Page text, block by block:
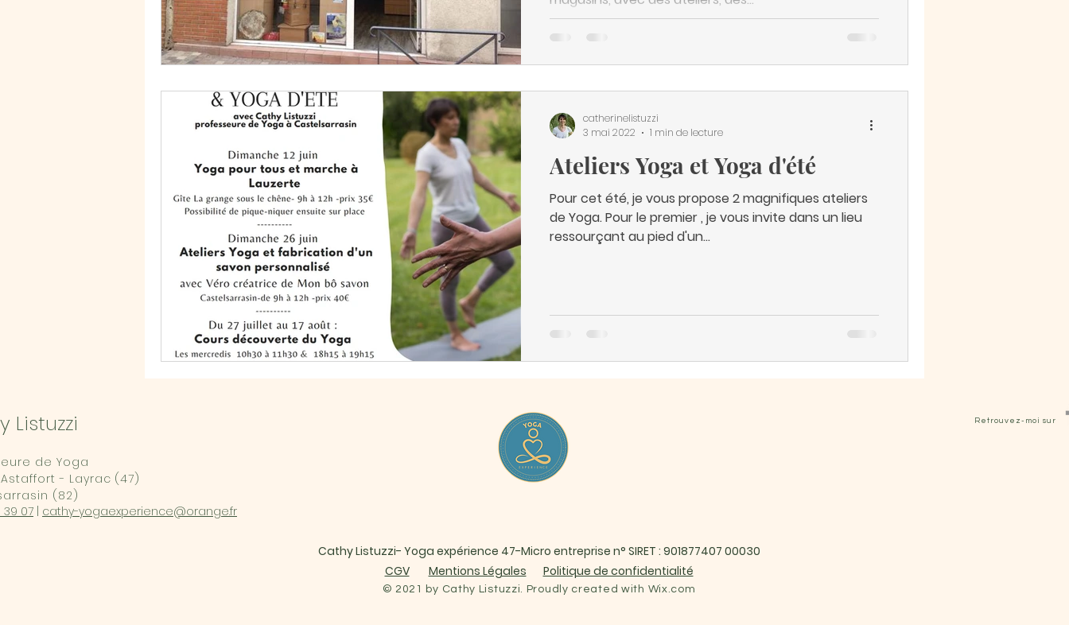
Ateliers Yoga et Yoga d'été
Pour cet été, je vous propose 2 magnifiques ateliers
de Yoga. Pour le premier , je vous invite dans un lieu
ressourçant au pied d'un...
catherinelistuzzi
3 mai 2022
1 min de lecture
Listuzzi
- Layrac (47)
de Yoga
Retrouvez-moi sur
(82)
39 07 | cathy-yogaexperience@orange.fr
Cathy Listuzzi- Yoga expérience 47-Micro entreprise n° SIRET : 901877407 00030
CGV
Mentions Légales Politique de confidentialité
© 2021 by Cathy Listuzzi. Proudly created with Wix.com